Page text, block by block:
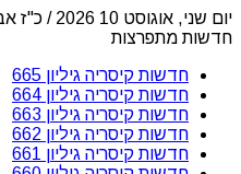
יום שני, אוגוסט 10 2026 / כ"ז אב התשפ"ו
חדשות מתפרצות
חדשות קיסריה גיליון 665
חדשות קיסריה גיליון 664
חדשות קיסריה גיליון 663
חדשות קיסריה גיליון 662
חדשות קיסריה גיליון 661